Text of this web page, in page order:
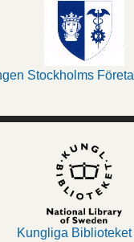
Stockholms
Kungliga Biblioteket